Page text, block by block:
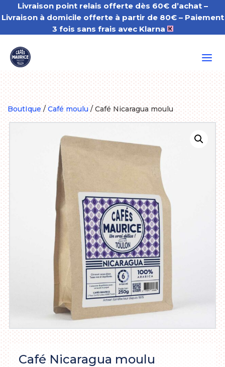
Livraison point relais offerte dès 60€ d’achat –
Livraison à domicile offerte à partir de 80€ – Paiement
3 fois sans frais avec Klarna
a
BoutIque/Café moulu/ Café Nicaragua moulu
Café Nicaragua moulu